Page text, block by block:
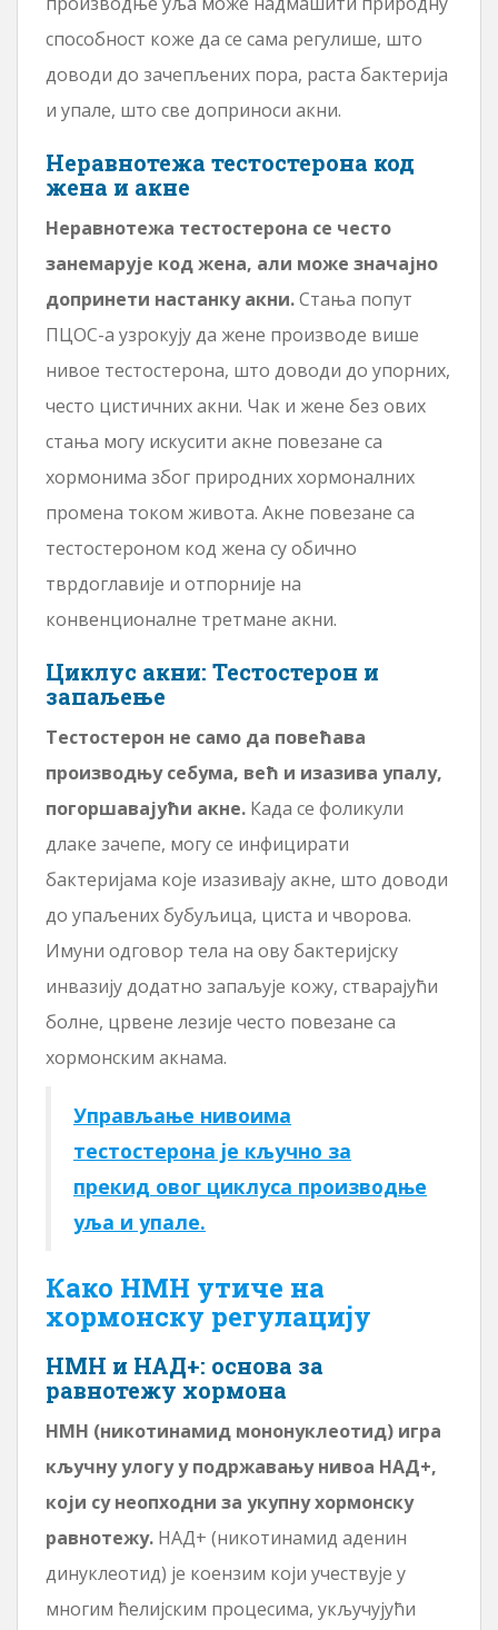
способност коже да се сама регулише, што
доводи до зачепљених пора, раста бактерија
и упале, што све доприноси акни.
Неравнотежа тестостерона код
жена и акне
Неравнотежа тестостерона се често
занемарује код жена, али може значајно
допринети настанку акни.Стања попут
ПЦОС-а узрокују да жене производе више
нивое тестостерона, што доводи до упорних,
често цистичних акни. Чак и жене без ових
стања могу искусити акне повезане са
хормонима због природних хормоналних
промена током живота. Акне повезане са
тестостероном код жена су обично
тврдоглавије и отпорније на
конвенционалне третмане акни.
Циклус акни: Тестостерон и
запаљење
Тестостерон не само да повећава
производњу себума, већ и изазива упалу,
погоршавајући акне. Када се фоликули
длаке зачепе, могу се инфицирати
бактеријама које изазивају акне, што доводи
до упаљених бубуљица, циста и чворова.
Имуни одговор тела на ову бактеријску
инвазију додатно запаљује кожу, стварајући
болне, црвене лезије често повезане са
хормонским акнама.
Управљање нивоима
тестостерона је кључно за
прекид овог циклуса производње
уља и упале.
Како НМН утиче на
хормонску регулацију
НМН и НАД+: основа за
равнотежу хормона
НМН (никотинамид мононуклеотид) игра
кључну улогу у подржавању нивоа НАД+,
који су неопходни за укупну хормонску
равнотежу. НАД+ (никотинамид аденин
динуклеотид) је коензим који учествује у
многим ћелијским процесима, укључујући